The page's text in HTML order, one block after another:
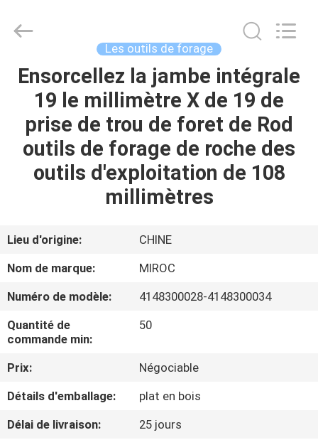
MAISON
DES
PRODUITS
DE
NOUS
VISITE
D'USINE
CONTRÔLE
DE
QUALITÉ
(Beijing)
Rights
Reserved.
Les outils de forage
Ensorcellez la jambe intégrale
19 le millimètre X de 19 de
prise de trou de foret de Rod
outils de forage de roche des
outils d'exploitation de 108
millimètres
Lieu d'origine:
CHINE
Nom de marque:
MIROC
Numéro de modèle:
4148300028-4148300034
Quantité de
commande min:
50
Prix:
Négociable
Détails d'emballage:
plat en bois
Délai de livraison:
25 jours